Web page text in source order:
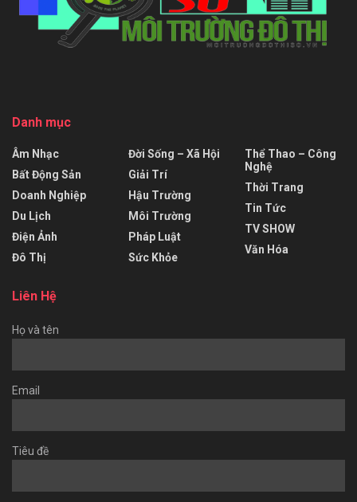
Danh mục
Âm Nhạc
Bất Động Sản
Doanh Nghiệp
Du Lịch
Điện Ảnh
Đô Thị
Đời Sống – Xã Hội
Giải Trí
Hậu Trường
Môi Trường
Pháp Luật
Sức Khỏe
Thể Thao – Công
Nghệ
Thời Trang
Tin Tức
TV SHOW
Văn Hóa
Liên Hệ
Họ và tên
Email
Tiêu đề